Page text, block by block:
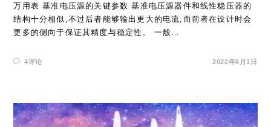
万用表 基准电压源的关键参数 基准电压源器件和线性稳压器的
结构十分相似,不过后者能够输出更大的电流,而前者在设计时会
更多的侧向于保证其精度与稳定性。 一般…
4评论 2022年6月1日